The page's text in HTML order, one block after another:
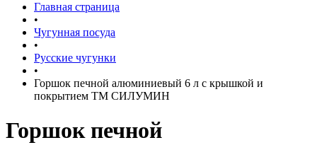
Главная страница
•
Чугунная посуда
•
Русские чугунки
•
Горшок печной алюминиевый 6 л с крышкой и
покрытием ТМ СИЛУМИН
Горшок печной